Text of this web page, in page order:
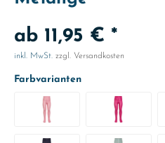
ab 11,95 € *
inkl. MwSt. zzgl. Versandkosten
Farbvarianten